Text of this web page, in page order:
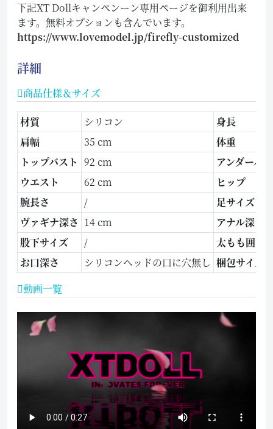
下記XT Dollキャンペンーン専用ページを御利用出来
ます。無料オプションも含んでいます。
https://www.lovemodel.jp/firefly-customized
詳細
商品仕様＆サイズ
材質 シリコン
身長
肩幅
35 cm
体重
トップバスト 92 cm
アンダーバ
ウエスト
62 cm
ヒップ
腕長さ
/
足サイズ
ヴァギナ深さ 14 cm
アナル深さ
股下サイズ
/
太もも囲
お口深さ
シリコンヘッドの口に穴無し 梱包サイズ
動画一覧